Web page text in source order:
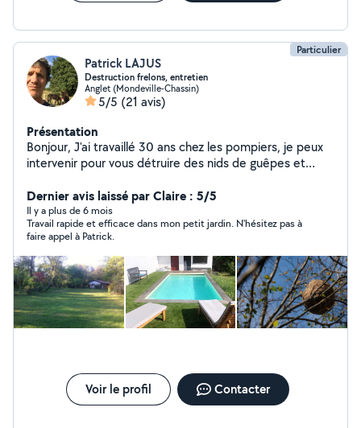
Particulier
Patrick LAJUS
Destruction frelons, entretien
Anglet (Mondeville-Chassin)
5/5 (21 avis)
Présentation
Bonjour, J'ai travaillé 30 ans chez les pompiers, je peux
intervenir pour vous détruire des nids de guêpes et
manutention, des petits travaux entretien et jardinage.
J'ai une remorque, tondeuse, tronçonneuse, souffleur,
débroussailleuse, taille haie, etc Je suis réactif, discret,
respectueux, ouvert à toutes propositions, n'hésitez pas
à me contacter.
Dernier avis laissé par Claire : 5/5
Il y a plus de 6 mois
Travail rapide et efficace dans mon petit jardin. N'hésitez pas à
faire appel à Patrick.
Voir le profil Contacter